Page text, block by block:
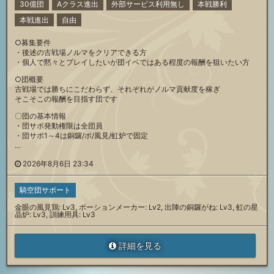
30億団 Aクラス進出 外部サービス利用無し
本戦勝利
本戦進出
自由
○募集要件
・後述の古戦場ノルマをクリアできる方
・個人で黙々とプレイしたいが団イベではある程度の報酬を狙いたい方
○団概要
古戦場では勝ちにこだわらず、それぞれがノルマ貢献度を稼ぎ
そこそこの報酬を目指す団です
〇団の基本情報
・団サポ発動権限は全団員
・団サポ1～4は銅鑼/ポ/風見/虹炉で固定
…
2026年8月6日 23:34
騎空団サポート
金眼の風見鶏: Lv3, ポーションメーカー: Lv2, 出陣の銅鑼がね: Lv3, 虹の星
晶炉: Lv3, 訓練用具: Lv3
詳細を見る